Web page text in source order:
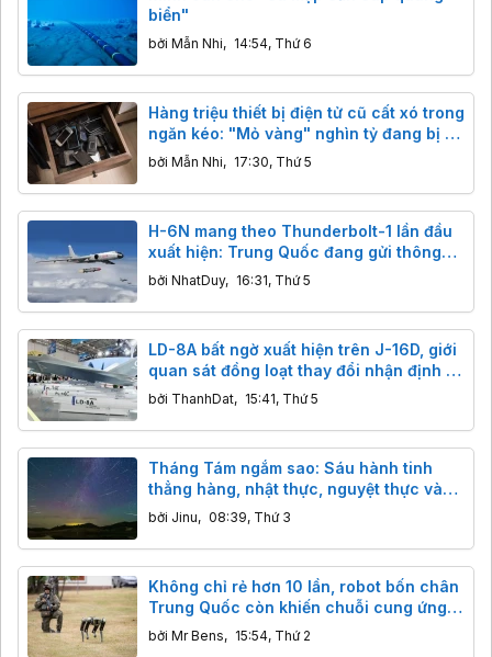
biển"
bởi Mẫn Nhi, 14:54, Thứ 6
Hàng triệu thiết bị điện tử cũ cất xó trong
ngăn kéo: "Mỏ vàng" nghìn tỷ đang bị bỏ
quên
bởi Mẫn Nhi, 17:30, Thứ 5
H-6N mang theo Thunderbolt-1 lần đầu
xuất hiện: Trung Quốc đang gửi thông
điệp gì tới các nhóm tàu sân bay?
bởi NhatDuy, 16:31, Thứ 5
LD-8A bất ngờ xuất hiện trên J-16D, giới
quan sát đồng loạt thay đổi nhận định về
tên lửa chống radar mới của Trung
bởi ThanhDat, 15:41, Thứ 5
Tháng Tám ngắm sao: Sáu hành tinh
thẳng hàng, nhật thực, nguyệt thực và
ngôi sao khổng lồ đáng sợ
bởi Jinu, 08:39, Thứ 3
Không chỉ rẻ hơn 10 lần, robot bốn chân
Trung Quốc còn khiến chuỗi cung ứng
phương Tây rơi vào thế khó như thế nào?
bởi Mr Bens, 15:54, Thứ 2